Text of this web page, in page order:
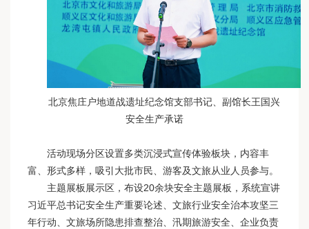
北京焦庄户地道战遗址纪念馆支部书记、副馆长王国兴
安全生产承诺
活动现场分区设置多类沉浸式宣传体验板块，内容丰
富、形式多样，吸引大批市民、游客及文旅从业人员参与。
主题展板展示区，布设20余块安全主题展板，系统宣讲
习近平总书记安全生产重要论述、文旅行业安全治本攻坚三
年行动、文旅场所隐患排查整治、汛期旅游安全、企业负责